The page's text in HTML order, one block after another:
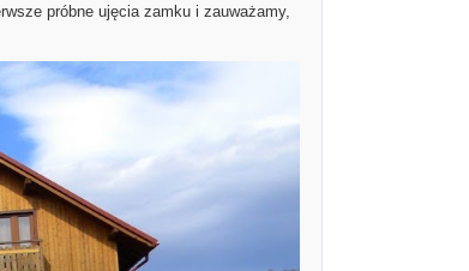
próbne ujęcia zamku i zauważamy,